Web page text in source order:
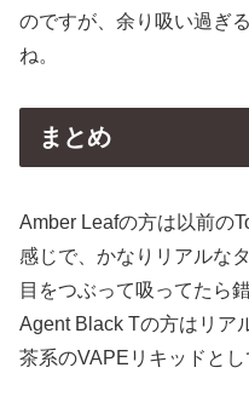
のですが、余り吸い過ぎ
ね。
まとめ
Amber Leafの方は以前の
感じで、かなりリアルなタ
目をつぶって吸ってたら
Agent Black Tの方はリア
茶系のVAPEリキッドとし